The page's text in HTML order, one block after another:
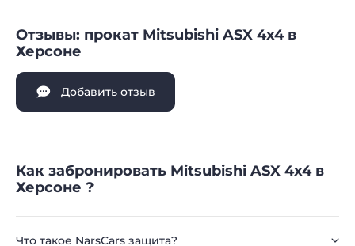
Отзывы: прокат Mitsubishi ASX 4x4 в
Херсоне
Добавить отзыв
Как забронировать Mitsubishi ASX 4x4 в
Херсоне ?
Что такое NarsCars защита?